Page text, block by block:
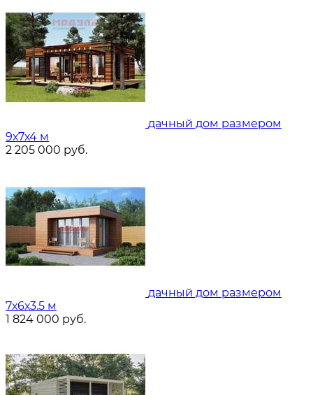
дачный дом размером
9х7х4 м
2 205 000 руб.
дачный дом размером
7х6х3.5 м
1 824 000 руб.